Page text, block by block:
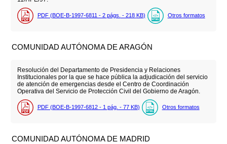
PDF (BOE-B-1997-6811 - 2 págs. - 218 KB) Otros formatos
COMUNIDAD AUTÓNOMA DE ARAGÓN
Resolución del Departamento de Presidencia y Relaciones
Institucionales por la que se hace pública la adjudicación del servicio
de atención de emergencias desde el Centro de Coordinación
Operativa del Servicio de Protección Civil del Gobierno de Aragón.
PDF (BOE-B-1997-6812 - 1 pág. - 77 KB) Otros formatos
COMUNIDAD AUTÓNOMA DE MADRID